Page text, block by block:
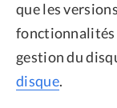
que les
fonctionnalités
gestion du
disque.